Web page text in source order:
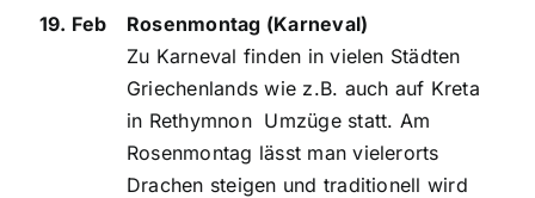
19. Feb
Rosenmontag (Karneval)
Zu Karneval finden in vielen Städten
Griechenlands wie z.B. auch auf Kreta
in Rethymnon Umzüge statt. Am
Rosenmontag lässt man vielerorts
Drachen steigen und traditionell wird